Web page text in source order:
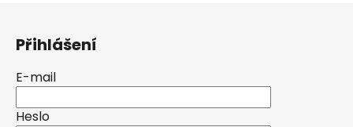
Přihlášení
E-mail
Heslo